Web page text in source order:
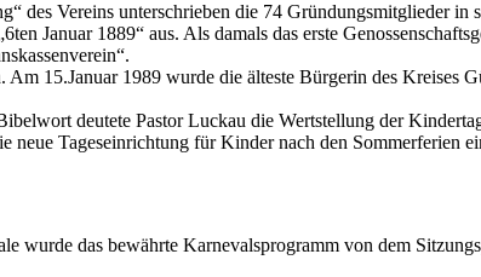
des Vereins unterschrieben die 74 Gründungsmitglieder
Januar 1889“ aus. Als damals das erste
15.Januar 1989 wurde die älteste Bürgerin des Kreises
deutete Pastor Luckau die Wertstellung der
neue Tageseinrichtung für Kinder nach den Sommerferien
wurde das bewährte Karnevalsprogramm von dem